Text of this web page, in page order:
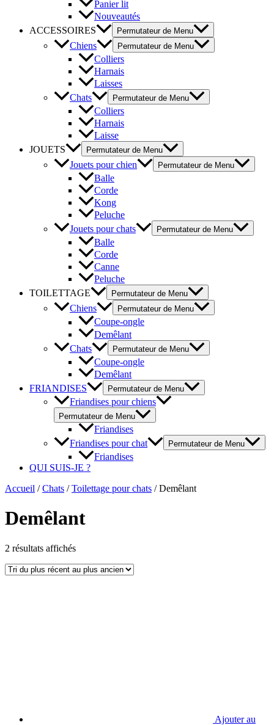
Panier lit
Nouveautés
ACCESSOIRES
Permutateur de Menu
Chiens Permutateur de Menu
Colliers
Harnais
Laisses
Chats
Permutateur de Menu
Colliers
Harnais
Laisse
JOUETS
Permutateur de Menu
Jouets pour chien Permutateur de Menu
Balle
Corde
Kong
Peluche
Jouets pour chats
Permutateur de Menu
Balle
Corde
Canne
Peluche
TOILETTAGE
Permutateur de Menu
Chiens Permutateur de Menu
Coupe-ongle
Demêlant
Chats
Permutateur de Menu
Coupe-ongle
Demêlant
FRIANDISES
Permutateur de Menu
Friandises pour chiens
Permutateur de Menu
Friandises
Friandises pour chat
Permutateur de Menu
Friandises
QUI SUIS-JE ?
Accueil /Chats /Toilettage pour chats / Demêlant
Demêlant
2 résultats affichés
Ajouter au